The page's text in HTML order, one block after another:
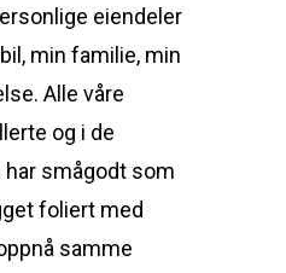
eiendeler
min familie, min
Alle våre
og i de
smågodt som
foliert med
samme